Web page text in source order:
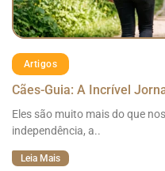
Artigos
Cães-Guia: A Incrível
Eles são muito mais do que
independência, a..
Leia Mais